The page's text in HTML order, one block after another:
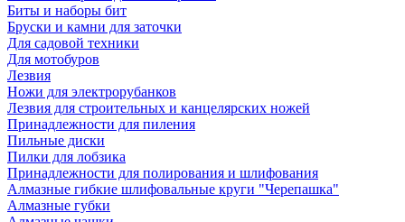
Биты и наборы бит
Бруски и камни для заточки
Для садовой техники
Для мотобуров
Лезвия
Ножи для электрорубанков
Лезвия для строительных и канцелярских ножей
Принадлежности для пиления
Пильные диски
Пилки для лобзика
Принадлежности для полирования и шлифования
Алмазные гибкие шлифовальные круги "Черепашка"
Алмазные губки